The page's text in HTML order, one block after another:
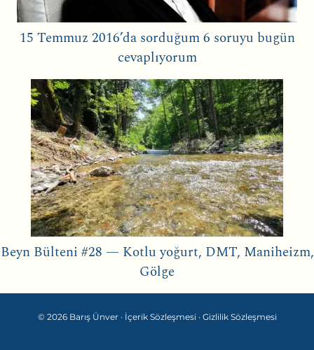
15 Temmuz 2016’da sorduğum 6 soruyu bugün
cevaplıyorum
Beyn Bülteni #28 — Kotlu yoğurt, DMT, Maniheizm,
Gölge
© 2026 Barış Ünver · İçerik Sözleşmesi · Gizlilik Sözleşmesi